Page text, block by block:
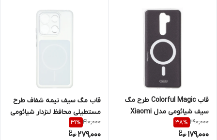
قاب Colorful Magic طرح مگ
سیف شیائومی مدل Xiaomi
Redmi Note 8 Pro
290,000
38%
179,000
قاب مگ سیف نیمه شفاف طرح
مستطیلی محافظ لنزدار شیائومی
مدل Xiaomi Redmi Note 13 4G
410,000
31%
279,000